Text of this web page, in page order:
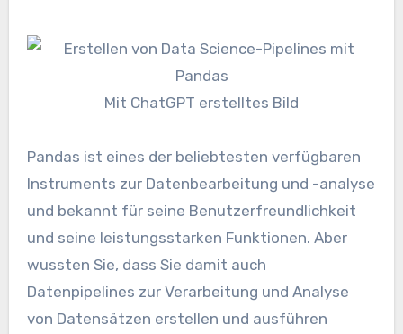
Mit ChatGPT erstelltes Bild
Pandas ist eines der beliebtesten verfügbaren
Instruments zur Datenbearbeitung und -analyse
und bekannt für seine Benutzerfreundlichkeit
und seine leistungsstarken Funktionen. Aber
wussten Sie, dass Sie damit auch
Datenpipelines zur Verarbeitung und Analyse
von Datensätzen erstellen und ausführen